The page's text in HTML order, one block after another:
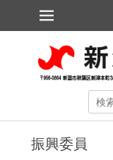
メインメニ
コ
ン
ツ
へ
ッ
プ
The Niitsu
検
索
振興委員